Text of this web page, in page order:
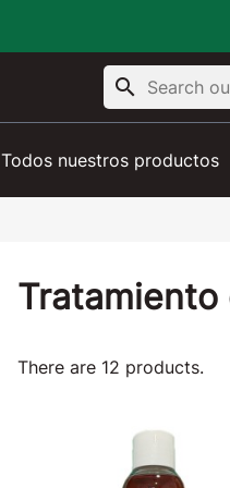
search
Todos nuestros productos
There are 12 products.